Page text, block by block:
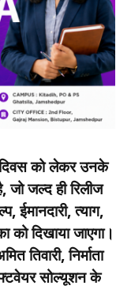
को लेकर उनके
जो जल्द ही रिलीज
ईमानदारी, त्याग,
दिखाया जाएगा।
तिवारी, निर्माता
सोल्यूशन के